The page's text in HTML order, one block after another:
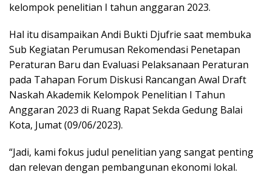
kelompok penelitian I tahun anggaran 2023.
Hal itu disampaikan Andi Bukti Djufrie saat membuka
Sub Kegiatan Perumusan Rekomendasi Penetapan
Peraturan Baru dan Evaluasi Pelaksanaan Peraturan
pada Tahapan Forum Diskusi Rancangan Awal Draft
Naskah Akademik Kelompok Penelitian I Tahun
Anggaran 2023 di Ruang Rapat Sekda Gedung Balai
Kota, Jumat (09/06/2023).
“Jadi, kami fokus judul penelitian yang sangat penting
dan relevan dengan pembangunan ekonomi lokal.